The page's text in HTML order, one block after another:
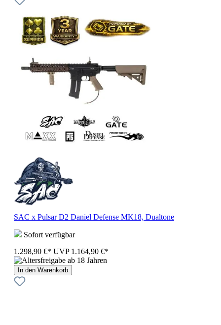
SAC x Pulsar D2 Daniel Defense MK18, Dualtone
Sofort verfügbar
1.298,90 €* UVP 1.164,90 €*
In den Warenkorb